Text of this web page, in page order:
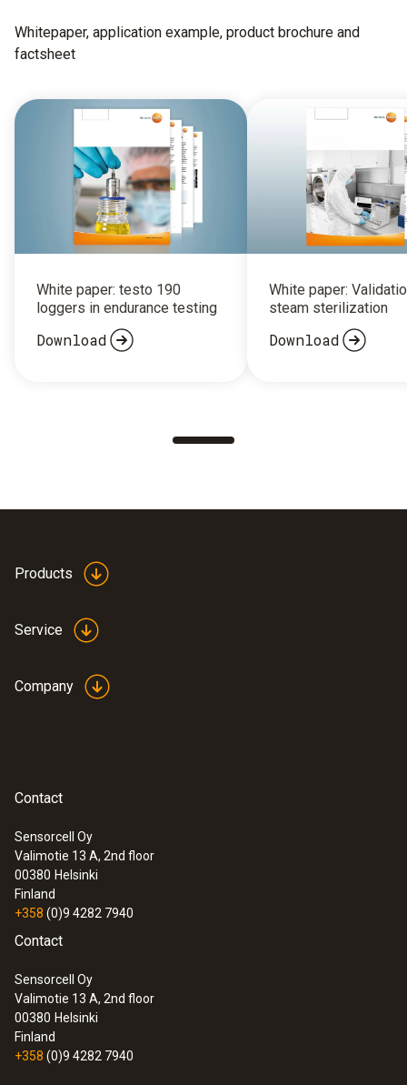
Whitepaper, application example, product brochure and
factsheet
White paper: testo 190
loggers in endurance testing
Download
White paper:
steam sterilization
Download
Products
Service
Company
Contact
Sensorcell Oy
Valimotie 13 A, 2nd floor
00380 Helsinki
Finland
+358 (0)9 4282 7940
Contact
Sensorcell Oy
Valimotie 13 A, 2nd floor
00380 Helsinki
Finland
+358 (0)9 4282 7940